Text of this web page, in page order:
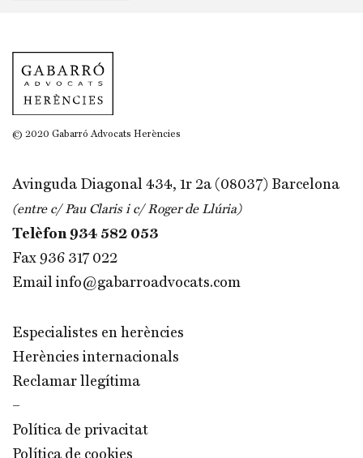
© 2020 Gabarró Advocats Herències
Avinguda Diagonal 434, 1r 2a (08037) Barcelona
(entre c/ Pau Claris i c/ Roger de Llúria)
Telèfon 934 582 053
Fax 936 317 022
Email info@gabarroadvocats.com
Especialistes en herències
Herències internacionals
Reclamar llegítima
–
Política de privacitat
Política de cookies